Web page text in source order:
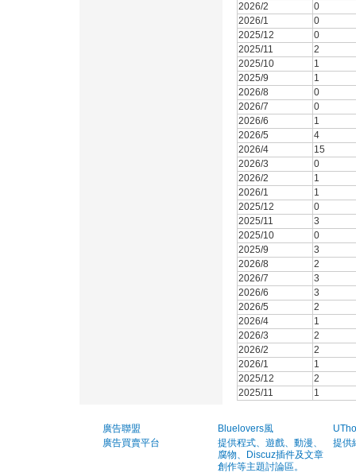
2026/2
0
2026/1
0
2025/12
0
2025/11
2
2025/10
1
2025/9
1
2026/8
0
2026/7
0
2026/6
1
2026/5
4
2026/4
15
2026/3
0
2026/2
1
2026/1
1
2025/12
0
2025/11
3
2025/10
0
2025/9
3
2026/8
2
2026/7
3
2026/6
3
2026/5
2
2026/4
1
2026/3
2
2026/2
2
2026/1
1
2025/12
2
2025/11
1
廣告聯盟
廣告買賣平台
Bluelovers風
提供程式、遊戲、動漫、
腐物、Discuz插件及文章
創作等主題討論區。
提供